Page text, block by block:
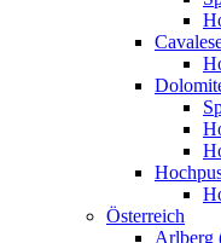
Österreich
Arlberg